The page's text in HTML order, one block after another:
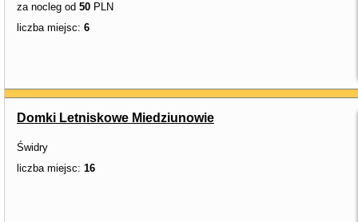
za nocleg od 50 PLN
liczba miejsc: 6
Domki Letniskowe Miedziunowie
Świdry
liczba miejsc: 16